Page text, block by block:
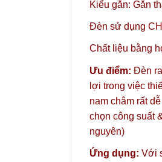
Kiểu gắn: Gắn
Đèn sử dụng
Chất liệu bằng
Ưu điểm: Đèn
lợi trong việc
nam châm rất
chọn công suất
nguyên)
Ứng dụng: Với